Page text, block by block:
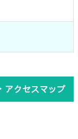
アクセスマップ